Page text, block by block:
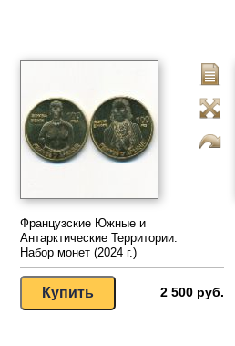
Французские Южные и
Антарктические Территории.
Набор монет (2024 г.)
2 500 руб.